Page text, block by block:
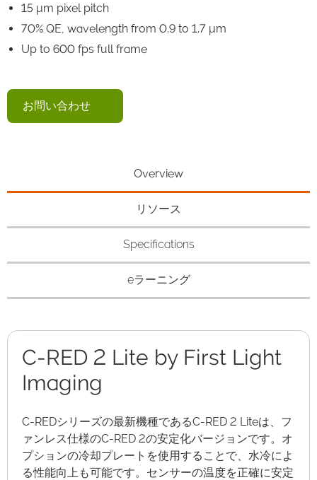
15 μm pixel pitch
70% QE, wavelength from 0.9 to 1.7 μm
Up to 600 fps full frame
お問い合わせ
Overview
リソース
Specifications
eラーニング
C-RED 2 Lite by First Light
Imaging
C-REDシリーズの最新機種であるC-RED 2 Liteは、フ
ァンレス仕様のC-RED 2の安定化バージョンです。オ
プションの冷却プレートを使用することで、水冷によ
る性能向上も可能です。センサーの温度を正確に安定